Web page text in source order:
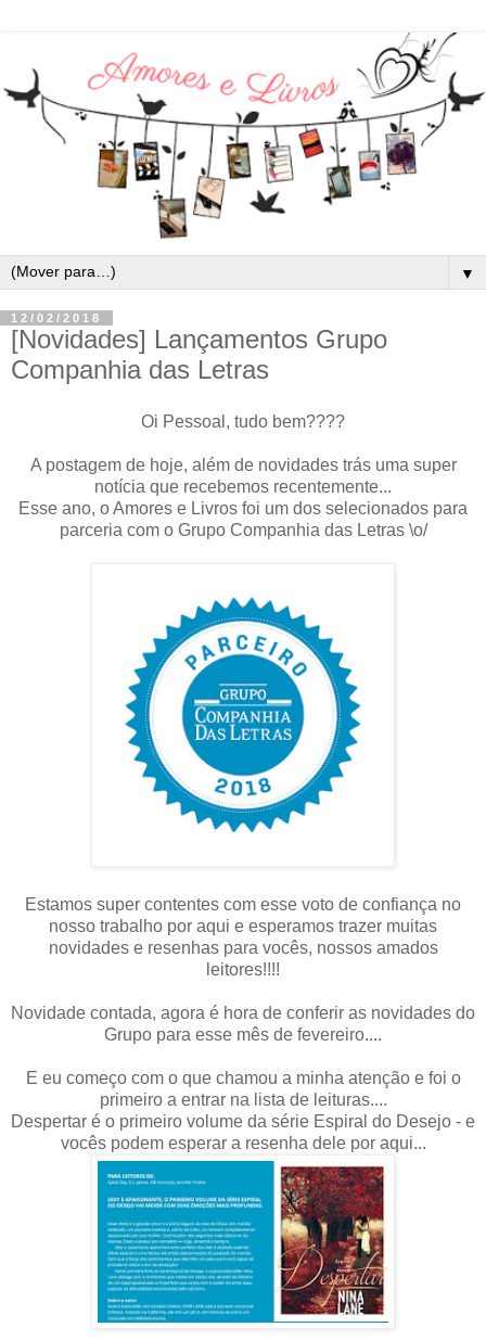
▼
12/02/2018
[Novidades] Lançamentos Grupo
Companhia das Letras
Oi Pessoal, tudo bem????
A postagem de hoje, além de novidades trás uma super
notícia que recebemos recentemente...
Esse ano, o Amores e Livros foi um dos selecionados para
parceria com o Grupo Companhia das Letras \o/
Estamos super contentes com esse voto de confiança no
nosso trabalho por aqui e esperamos trazer muitas
novidades e resenhas para vocês, nossos amados
leitores!!!!
Novidade contada, agora é hora de conferir as novidades do
Grupo para esse mês de fevereiro....
E eu começo com o que chamou a minha atenção e foi o
primeiro a entrar na lista de leituras....
Despertar é o primeiro volume da série Espiral do Desejo - e
vocês podem esperar a resenha dele por aqui...